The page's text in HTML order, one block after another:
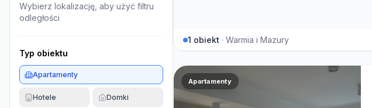
Wybierz lokalizację, aby użyć filtru
odległości
Typ obiektu
Apartamenty
Hotele Domki
1 obiekt · Warmia i Mazury
Apartamenty